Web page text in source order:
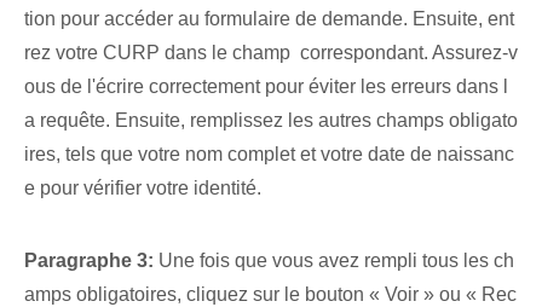
tion pour accéder au formulaire de demande. Ensuite, ent
rez votre ‍CURP dans le champ ‌ correspondant. Assurez-v
ous de l'écrire correctement pour éviter les erreurs dans l
a requête. ‌Ensuite, remplissez les autres champs obligato
ires, tels que votre nom complet‍ et votre date ⁤de naissanc
e⁢ pour vérifier⁢ votre identité.
Paragraphe 3: Une fois que vous avez rempli tous les ch
amps obligatoires, cliquez sur le bouton « Voir » ou « Rec